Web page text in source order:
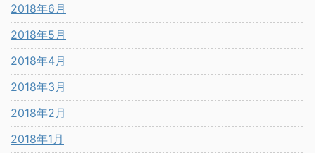
2018年6月
2018年5月
2018年4月
2018年3月
2018年2月
2018年1月